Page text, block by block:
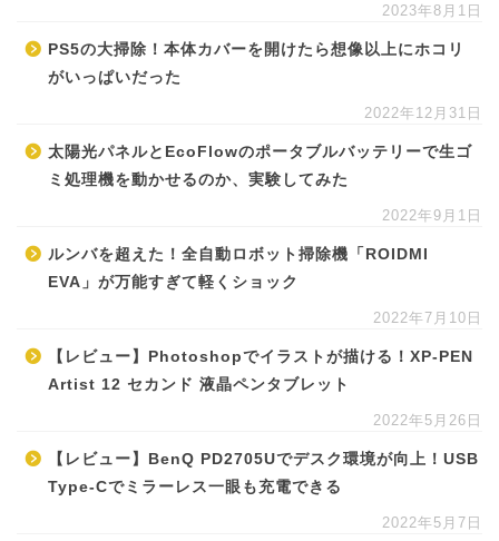
2023年8月1日
PS5の大掃除！本体カバーを開けたら想像以上にホコリ
がいっぱいだった
2022年12月31日
太陽光パネルとEcoFlowのポータブルバッテリーで生ゴ
ミ処理機を動かせるのか、実験してみた
2022年9月1日
ルンバを超えた！全自動ロボット掃除機「ROIDMI
EVA」が万能すぎて軽くショック
2022年7月10日
【レビュー】Photoshopでイラストが描ける！XP-PEN
Artist 12 セカンド 液晶ペンタブレット
2022年5月26日
【レビュー】BenQ PD2705Uでデスク環境が向上！USB
Type-Cでミラーレス一眼も充電できる
2022年5月7日